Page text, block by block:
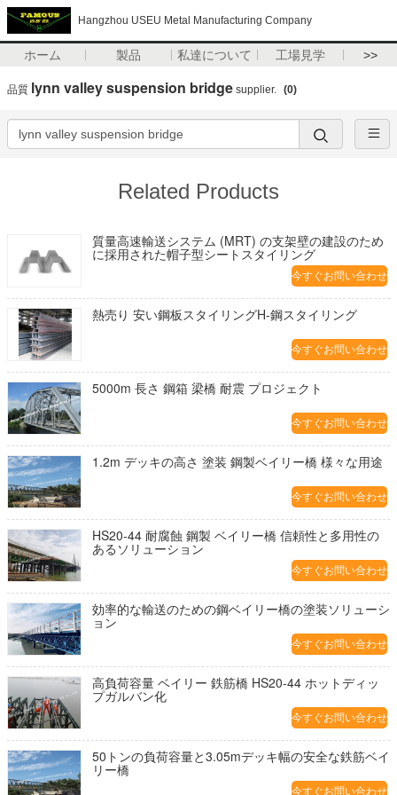
Hangzhou USEU Metal Manufacturing Company
ホーム 製品 私達について 工場見学 >>
品質 lynn valley suspension bridge supplier. (0)
Related Products
質量高速輸送システム (MRT) の支架壁の建設のため
に採用された帽子型シートスタイリング
今すぐお問い合わせ
熱売り 安い鋼板スタイリングH-鋼スタイリング
今すぐお問い合わせ
5000m 長さ 鋼箱 梁橋 耐震 プロジェクト
今すぐお問い合わせ
1.2m デッキの高さ 塗装 鋼製ベイリー橋 様々な用途
今すぐお問い合わせ
HS20-44 耐腐蝕 鋼製 ベイリー橋 信頼性と多用性の
あるソリューション
今すぐお問い合わせ
効率的な輸送のための鋼ベイリー橋の塗装ソリューシ
ョン
今すぐお問い合わせ
高負荷容量 ベイリー 鉄筋橋 HS20-44 ホットディッ
プガルバン化
今すぐお問い合わせ
50トンの負荷容量と3.05mデッキ幅の安全な鉄筋ベイ
リー橋
今すぐお問い合わせ